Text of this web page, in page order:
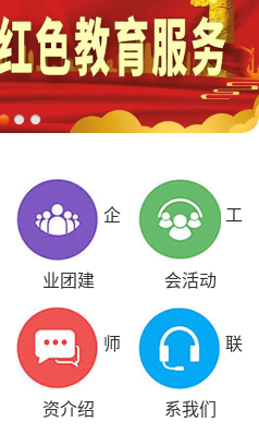
企
业团建
工
会活动
师
资介绍
联
系我们